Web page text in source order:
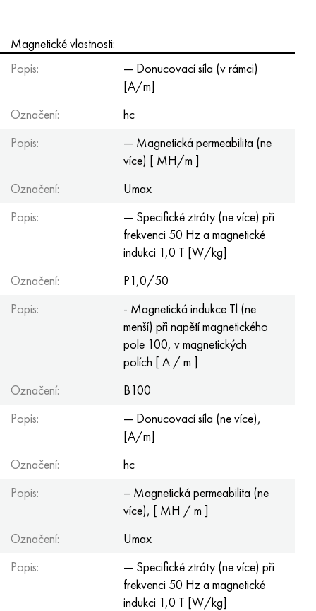
Magnetické vlastnosti:
Popis:
— Donucovací síla (v rámci)
[A/m]
Označení:
hc
Popis:
— Magnetická permeabilita (ne
více) [ MH/m ]
Označení:
Umax
Popis:
— Specifické ztráty (ne více) při
frekvenci 50 Hz a magnetické
indukci 1,0 T [W/kg]
Označení:
P1,0/50
Popis:
- Magnetická indukce Tl (ne
menší) při napětí magnetického
pole 100, v magnetických
polích [ A / m ]
Označení:
B100
Popis:
— Donucovací síla (ne více),
[A/m]
Označení:
hc
Popis:
– Magnetická permeabilita (ne
více), [ MH / m ]
Označení:
Umax
Popis:
— Specifické ztráty (ne více) při
frekvenci 50 Hz a magnetické
indukci 1,0 T [W/kg]